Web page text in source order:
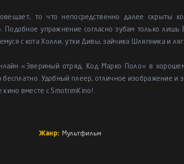
то что непосредственно далее скрыты
Подобное упражнение согласно зубам только
с кота Холли, утки Дивы, зайчика Шляпника и
«Звериный отряд. Код Марко Поло» в
Удобный плеер, отличное изображение и
кино вместе с SmotrimKino!
Жанр: Мультфильм